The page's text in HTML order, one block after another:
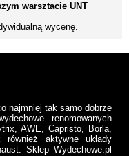
warsztacie UNT
wycenę.
najmniej tak samo dobrze
renomowanych
AWE, Capristo, Borla,
aktywne układy
Sklep Wydechowe.pl